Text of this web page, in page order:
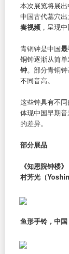
本次展览将展
中国古代墓穴
奏视频 ，呈现
青铜钟是中国
铜钟逐渐从简
钟。部分青铜
不同音高。
这些钟具有不
体现中国早期
的差异。
部分展品
《知恩院钟楼
村芳光（
鱼形手铃，中国